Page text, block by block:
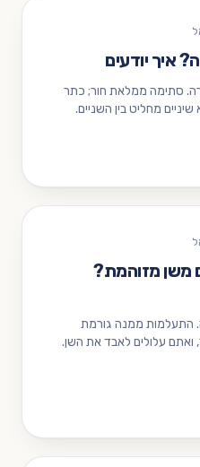
איך יודעים
סתימה ממלאת חור; כתר
מחליט בין השניים.
משן מזוהמת?
התעלמות ממנה גורמת
עלולים לאבד את השן.